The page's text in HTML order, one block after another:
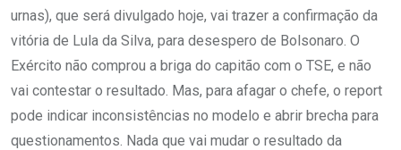
urnas), que será divulgado hoje, vai trazer a confirmação da
vitória de Lula da Silva, para desespero de Bolsonaro. O
Exército não comprou a briga do capitão com o TSE, e não
vai contestar o resultado. Mas, para afagar o chefe, o report
pode indicar inconsistências no modelo e abrir brecha para
questionamentos. Nada que vai mudar o resultado da